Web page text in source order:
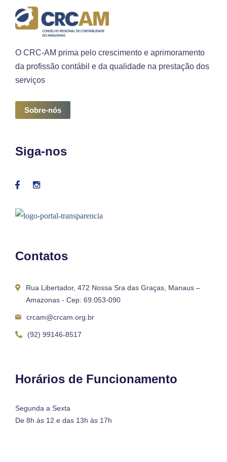
O CRC-AM prima pelo crescimento e aprimoramento
da profissão contábil e da qualidade na prestação dos
serviços
Sobre-nós
Siga-nos
Contatos
Rua Libertador, 472 Nossa Sra das Graças, Manaus –
Amazonas - Cep: 69.053-090
crcam@crcam.org.br
(92) 99146-8517
Horários de Funcionamento
Segunda a Sexta
De 8h às 12 e das 13h às 17h